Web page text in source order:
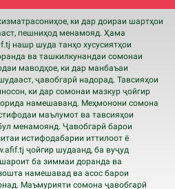
ки дар доираи шартҳои
пешниҳод менамояд. Ҳама
.tj нашр шуда танҳо хусусиятҳои
ва ташкилкунандаи сомонаи
маводҳое, ки дар манбаъаи
ҷавобгарӣ надорад. Тавсияҳои
ки дар сомонаи мазкур ҷойгир
намешаванд. Меҳмонони сомона
маълумот ва тавсияҳои
менамоянд. Ҷавобгарӣ барои
истифодабарии иттилоот ё
afif.tj ҷойгир шудаанд, ба вуҷуд
ба зиммаи доранда ва
намешавад ва асос барои
Маъмурияти сомона ҷавобгарӣ